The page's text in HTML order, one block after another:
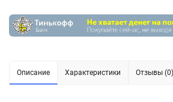
Описание Характеристики Отзывы (0)